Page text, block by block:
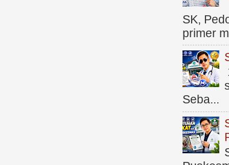
SK,
primer
Seba...